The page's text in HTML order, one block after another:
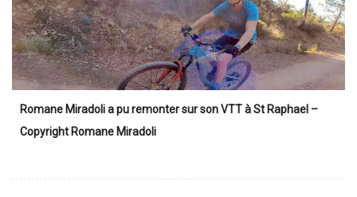
Romane Miradoli a pu remonter sur son VTT à St Raphael –
Copyright Romane Miradoli